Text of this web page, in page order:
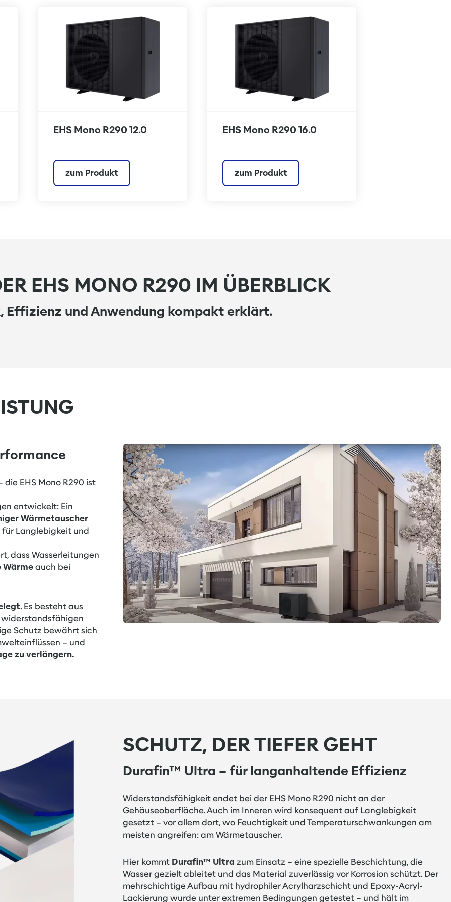
EHS Mono R290 12.0
zum Produkt
EHS Mono R290 16.0
zum Produkt
EHS MONO R290 IM ÜBERBLICK
Effizienz und Anwendung kompakt erklärt.
EHS Mono R290 ist
entwickelt: Ein
Wärmetauscher
Langlebigkeit und
dass Wasserleitungen
Wärmeauch bei
. Es besteht aus
widerstandsfähigen
Schutz bewährt sich
– und
zu verlängern.
SCHUTZ, DER TIEFER GEHT
Durafin™ Ultra – für langanhaltende Effizienz
Widerstandsfähigkeit endet bei der EHS Mono R290 nicht an der
Gehäuseoberfläche. Auch im Inneren wird konsequent auf Langlebigkeit
gesetzt – vor allem dort, wo Feuchtigkeit und Temperaturschwankungen am
meisten angreifen: am Wärmetauscher.
Hier kommt Durafin™ Ultra zum Einsatz – eine spezielle Beschichtung, die
Wasser gezielt ableitet und das Material zuverlässig vor Korrosion schützt. Der
mehrschichtige Aufbau mit hydrophiler Acrylharzschicht und Epoxy-Acryl-
Lackierung wurde unter extremen Bedingungen getestet – und hält im